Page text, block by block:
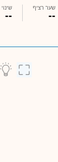
שער רציף
--
שינוי
--